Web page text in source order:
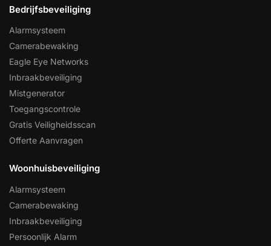
Bedrijfsbeveiliging
Alarmsysteem
Camerabewaking
Eagle Eye Networks
Inbraakbeveiliging
Mistgenerator
Toegangscontrole
Gratis Veiligheidsscan
Offerte Aanvragen
Woonhuisbeveiliging
Alarmsysteem
Camerabewaking
Inbraakbeveiliging
Persoonlijk Alarm